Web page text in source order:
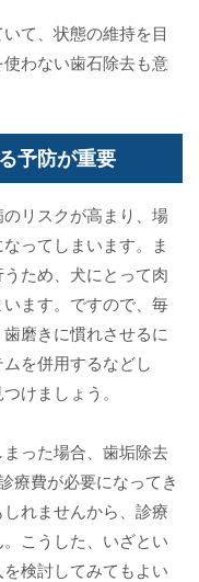
て、状態の維持を目
わない歯石除去も意
予防が重要
リスクが高まり、場
ってしまいます。ま
ため、犬にとって肉
ます。ですので、毎
磨きに慣れさせるに
を併用するなどし
けましょう。
った場合、歯垢除去
療費が必要になってき
れませんから、診療
こうした、いざとい
検討してみてもよい